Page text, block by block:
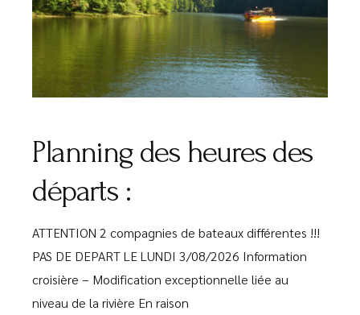
audio
Planning des heures des
départs :
ATTENTION 2 compagnies de bateaux différentes !!!
PAS DE DEPART LE LUNDI 3/08/2026 Information
croisière – Modification exceptionnelle liée au
niveau de la rivière En raison